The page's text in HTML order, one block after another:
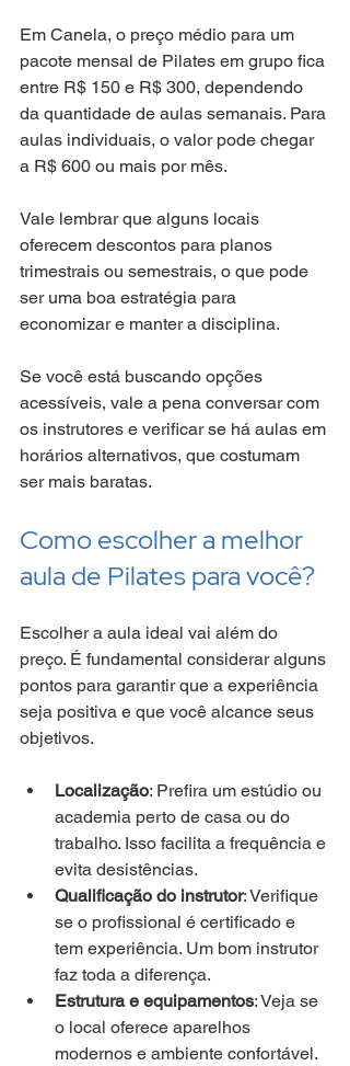
Em Canela, o preço médio para um
pacote mensal de Pilates em grupo fica
entre R$ 150 e R$ 300, dependendo
da quantidade de aulas semanais. Para
aulas individuais, o valor pode chegar
a R$ 600 ou mais por mês.
Vale lembrar que alguns locais
oferecem descontos para planos
trimestrais ou semestrais, o que pode
ser uma boa estratégia para
economizar e manter a disciplina.
Se você está buscando opções
acessíveis, vale a pena conversar com
os instrutores e verificar se há aulas em
horários alternativos, que costumam
ser mais baratas.
Como escolher a melhor
aula de Pilates para você?
Escolher a aula ideal vai além do
preço. É fundamental considerar alguns
pontos para garantir que a experiência
seja positiva e que você alcance seus
objetivos.
Localização: Prefira um estúdio ou
academia perto de casa ou do
trabalho. Isso facilita a frequência e
evita desistências.
Qualificação do instrutor: Verifique
se o profissional é certificado e
tem experiência. Um bom instrutor
faz toda a diferença.
Estrutura e equipamentos: Veja se
o local oferece aparelhos
modernos e ambiente confortável.